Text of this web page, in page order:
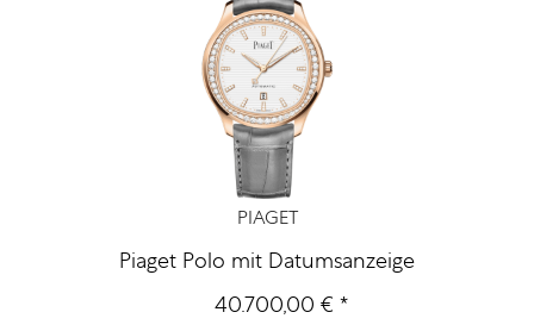
PIAGET
Piaget Polo mit Datumsanzeige
40.700,00 € *